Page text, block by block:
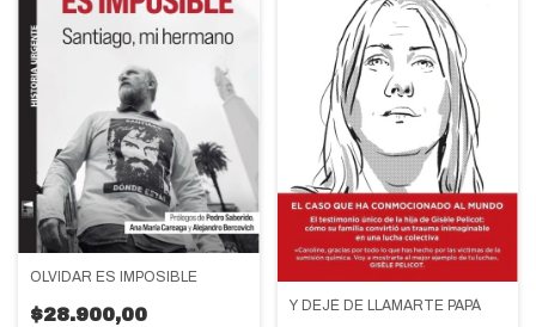
OLVIDAR ES IMPOSIBLE
$28.900,00 Y DEJÉ DE LLAMARTE PAPÁ